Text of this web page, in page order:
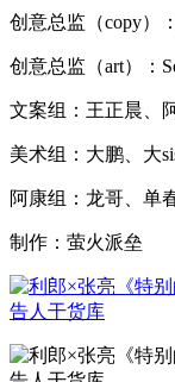
创意总监（copy）
创意总监（art）：
文案组：王正晨、
美术组：大鹏、大
阿康组：龙哥、单
制作：萤火派垒